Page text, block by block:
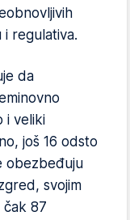
regulativa.
da
i veliki
još 16 odsto
obezbeđuju
svojim
čak 87